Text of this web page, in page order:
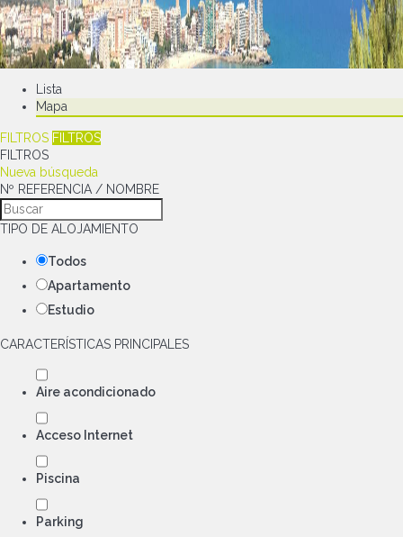
Lista
Mapa
FILTROS FILTROS
FILTROS
Nueva búsqueda
Nº REFERENCIA / NOMBRE
TIPO DE ALOJAMIENTO
Todos
Apartamento
Estudio
CARACTERÍSTICAS PRINCIPALES
Aire acondicionado
Acceso Internet
Piscina
Parking